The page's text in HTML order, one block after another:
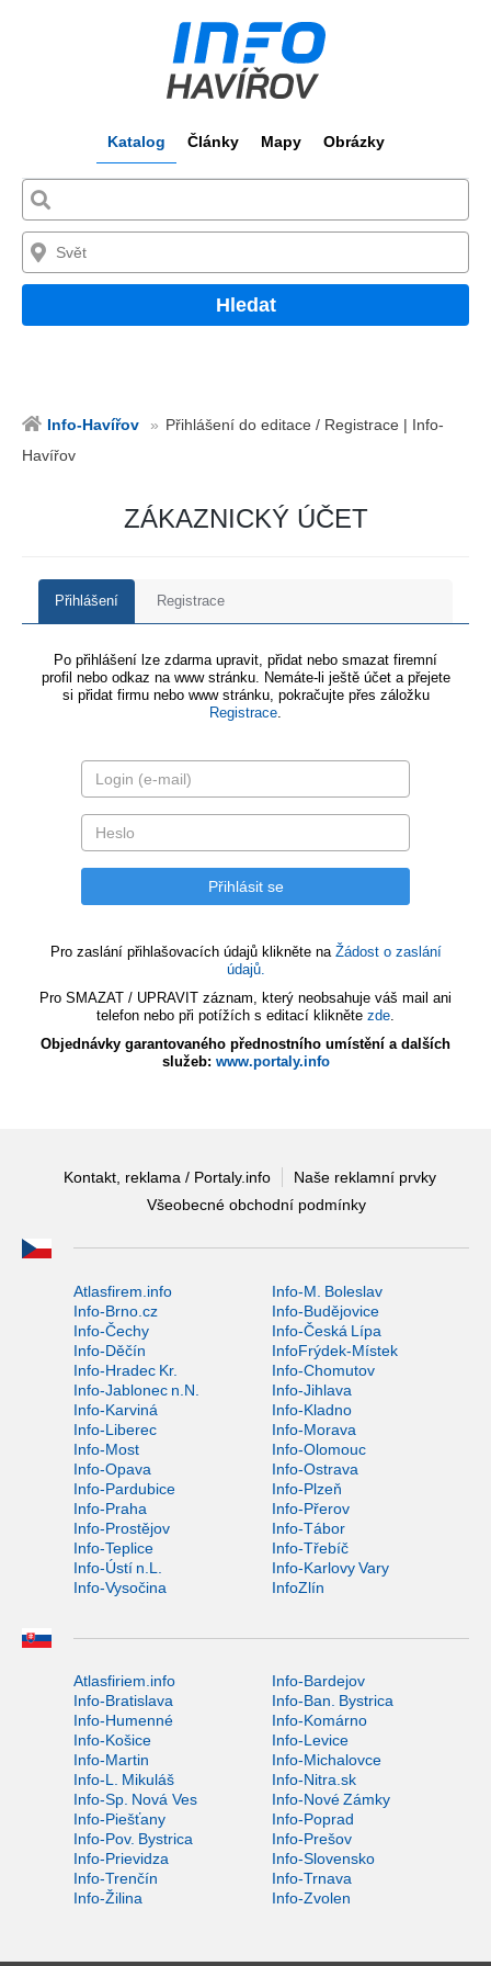
Katalog Články Mapy Obrázky
Hledat
Info-Havířov
Přihlášení do editace / Registrace | Info-
Havířov
ZÁKAZNICKÝ ÚČET
Přihlášení Registrace
Po přihlášení lze zdarma upravit, přidat nebo smazat firemní
profil nebo odkaz na www stránku. Nemáte-li ještě účet a přejete
si přidat firmu nebo www stránku, pokračujte přes záložku
Registrace.
Pro zaslání přihlašovacích údajů klikněte na Žádost o zaslání
údajů.
Pro SMAZAT / UPRAVIT záznam, který neobsahuje váš mail ani
telefon nebo při potížích s editací klikněte zde.
Objednávky garantovaného přednostního umístění a dalších
služeb: www.portaly.info
Kontakt, reklama / Portaly.info
Naše reklamní prvky
Všeobecné obchodní podmínky
Atlasfirem.info
Info-M. Boleslav
Info-Brno.cz
Info-Budějovice
Info-Čechy
Info-Česká Lípa
Info-Děčín
InfoFrýdek-Místek
Info-Hradec Kr.
Info-Chomutov
Info-Jablonec n.N.
Info-Jihlava
Info-Karviná
Info-Kladno
Info-Liberec
Info-Morava
Info-Most
Info-Olomouc
Info-Opava
Info-Ostrava
Info-Pardubice
Info-Plzeň
Info-Praha
Info-Přerov
Info-Prostějov
Info-Tábor
Info-Teplice
Info-Třebíč
Info-Ústí n.L.
Info-Karlovy Vary
Info-Vysočina
InfoZlín
Atlasfiriem.info
Info-Bardejov
Info-Bratislava
Info-Ban. Bystrica
Info-Humenné
Info-Komárno
Info-Košice
Info-Levice
Info-Martin
Info-Michalovce
Info-L. Mikuláš
Info-Nitra.sk
Info-Sp. Nová Ves
Info-Nové Zámky
Info-Piešťany
Info-Poprad
Info-Pov. Bystrica
Info-Prešov
Info-Prievidza
Info-Slovensko
Info-Trenčín
Info-Trnava
Info-Žilina
Info-Zvolen